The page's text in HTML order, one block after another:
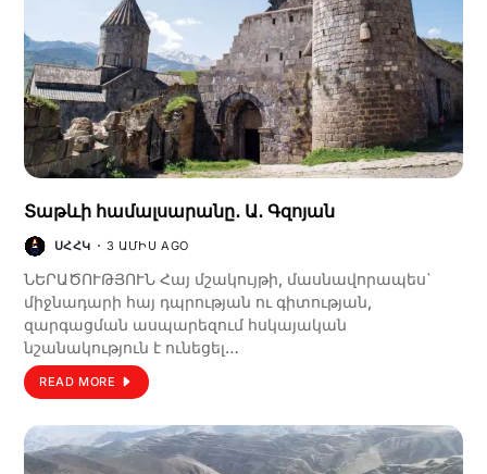
Տաթևի համալսարանը․ Ա․ Գզոյան
ՍՀՀԿ 3 ԱՄԻՍ AGO
ՆԵՐԱԾՈՒԹՅՈՒՆ Հայ մշակույթի, մասնավորապես`
միջնադարի հայ դպրության ու գիտության,
զարգացման ասպարեզում հսկայական
նշանակություն է ունեցել…
READ MORE